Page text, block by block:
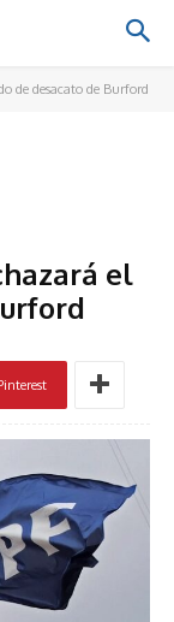
de desacato de Burford
el